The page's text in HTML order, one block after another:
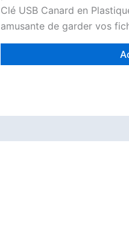
Clé USB Canard en
amusante de garder vos